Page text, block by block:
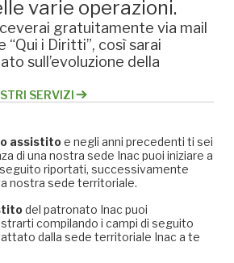
varie operazioni.
gratuitamente via mail
“Qui i Diritti”, così sarai
sull’evoluzione della
SERVIZI
assistitoe negli anni precedenti ti sei
di una nostra sede Inac puoi iniziare a
riportati, successivamente
nostra sede territoriale.
del patronato Inac puoi
compilando i campi di seguito
dalla sede territoriale Inac a te